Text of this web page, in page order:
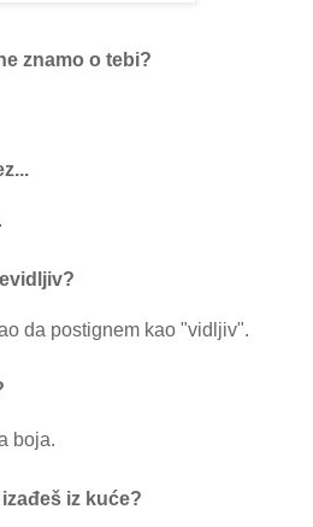
znamo o tebi?
da postignem kao "vidljiv".
boja.
iz kuće?